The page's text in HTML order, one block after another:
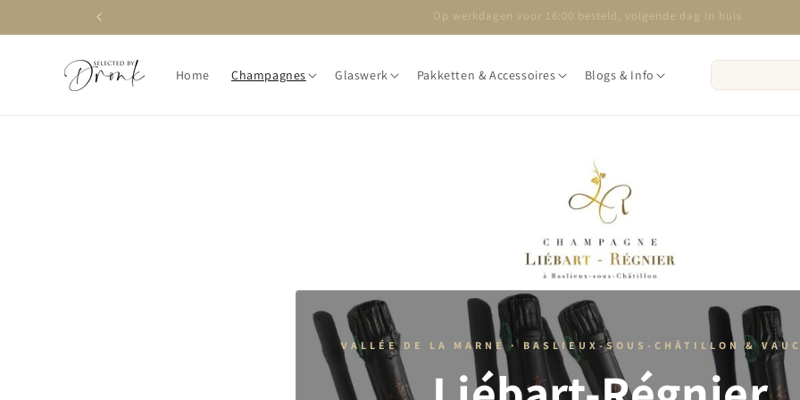
content
Op werkdagen voor 16:00 besteld, volgende dag in huis
Home Champagnes Glaswerk Pakketten & Accessoires Blogs & Info
VALLÉE DE LA MARNE · BASLIEUX-SOUS-CHÂTILLON &